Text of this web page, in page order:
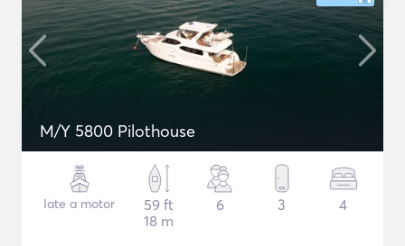
M/Y 5800 Pilothouse
Iate a motor
59 ft
18 m
6 3 4